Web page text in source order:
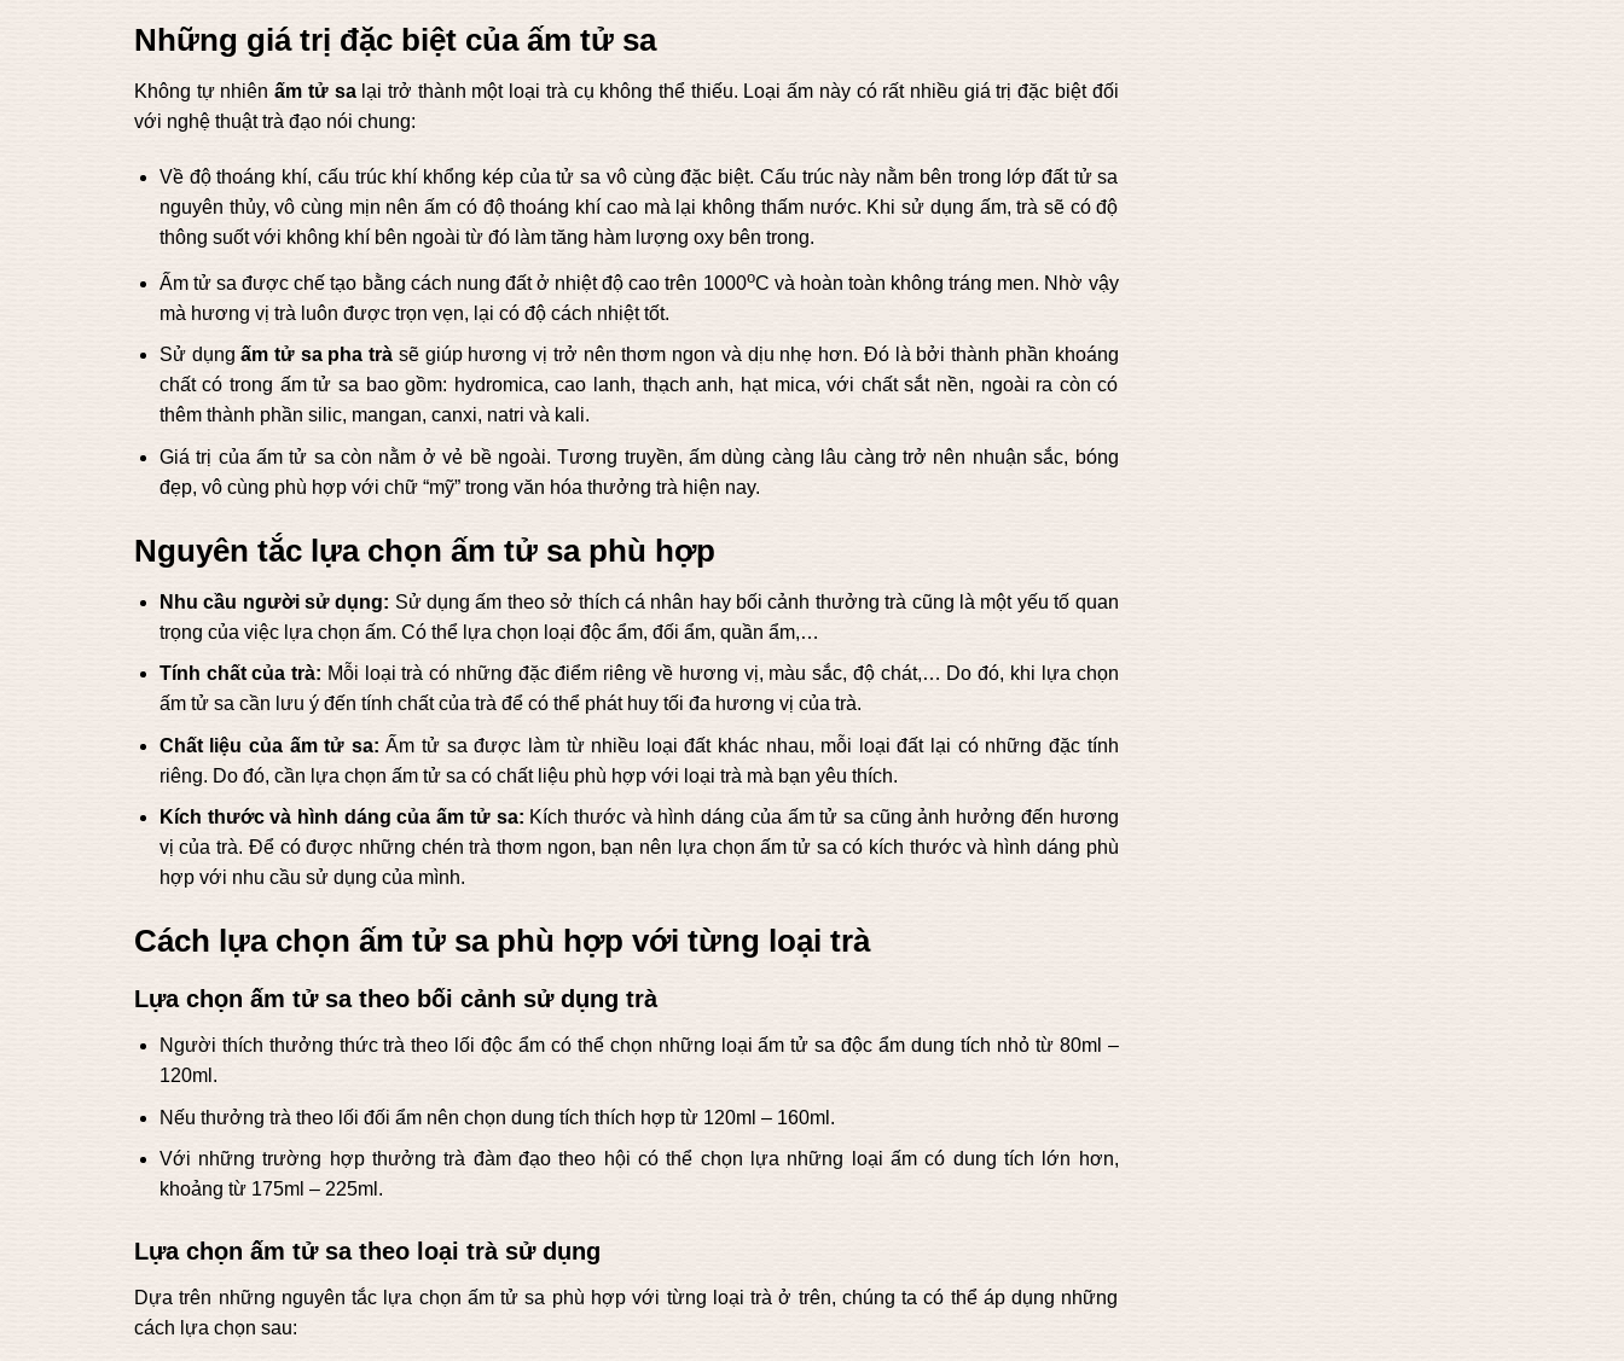
Những giá trị đặc biệt của ấm tử sa
Không tự nhiênấm tử salại trở thành một loại trà cụ không thể thiếu. Loại ấm này có rất nhiều giá trị đặc biệt đối
với nghệ thuật trà đạo nói chung:
Về độ thoáng khí, cấu trúc khí khổng kép của tử sa vô cùng đặc biệt. Cấu trúc này nằm bên trong lớp đất tử sa
nguyên thủy, vô cùng mịn nên ấm có độ thoáng khí cao mà lại không thấm nước. Khi sử dụng ấm, trà sẽ có độ
thông suốt với không khí bên ngoài từ đó làm tăng hàm lượng oxy bên trong.
Ấm tử sa được chế tạo bằng cách nung đất ở nhiệt độ cao trên 1000oC và hoàn toàn không tráng men. Nhờ vậy
mà hương vị trà luôn được trọn vẹn, lại có độ cách nhiệt tốt.
Sử dụngấm tử sa pha trà sẽ giúp hương vị trở nên thơm ngon và dịu nhẹ hơn. Đó là bởi thành phần khoáng
chất có trong ấm tử sa bao gồm: hydromica, cao lanh, thạch anh, hạt mica, với chất sắt nền, ngoài ra còn có
thêm thành phần silic, mangan, canxi, natri và kali.
Giá trị của ấm tử sa còn nằm ở vẻ bề ngoài. Tương truyền, ấm dùng càng lâu càng trở nên nhuận sắc, bóng
đẹp, vô cùng phù hợp với chữ “mỹ” trong văn hóa thưởng trà hiện nay.
Nguyên tắc lựa chọn ấm tử sa phù hợp
Nhu cầu người sử dụng: Sử dụng ấm theo sở thích cá nhân hay bối cảnh thưởng trà cũng là một yếu tố quan
trọng của việc lựa chọn ấm. Có thể lựa chọn loại độc ẩm, đối ẩm, quần ẩm,…
Tính chất của trà: Mỗi loại trà có những đặc điểm riêng về hương vị, màu sắc, độ chát,… Do đó, khi lựa chọn
ấm tử sa cần lưu ý đến tính chất của trà để có thể phát huy tối đa hương vị của trà.
Chất liệu của ấm tử sa: Ấm tử sa được làm từ nhiều loại đất khác nhau, mỗi loại đất lại có những đặc tính
riêng. Do đó, cần lựa chọn ấm tử sa có chất liệu phù hợp với loại trà mà bạn yêu thích.
Kích thước và hình dáng của ấm tử sa: Kích thước và hình dáng của ấm tử sa cũng ảnh hưởng đến hương
vị của trà. Để có được những chén trà thơm ngon, bạn nên lựa chọn ấm tử sa có kích thước và hình dáng phù
hợp với nhu cầu sử dụng của mình.
Cách lựa chọn ấm tử sa phù hợp với từng loại trà
Lựa chọn ấm tử sa theo bối cảnh sử dụng trà
Người thích thưởng thức trà theo lối độc ẩm có thể chọn những loại ấm tử sa độc ẩm dung tích nhỏ từ 80ml –
120ml.
Nếu thưởng trà theo lối đối ẩm nên chọn dung tích thích hợp từ 120ml – 160ml.
Với những trường hợp thưởng trà đàm đạo theo hội có thể chọn lựa những loại ấm có dung tích lớn hơn,
khoảng từ 175ml – 225ml.
Lựa chọn ấm tử sa theo loại trà sử dụng
Dựa trên những nguyên tắc lựa chọn ấm tử sa phù hợp với từng loại trà ở trên, chúng ta có thể áp dụng những
cách lựa chọn sau: